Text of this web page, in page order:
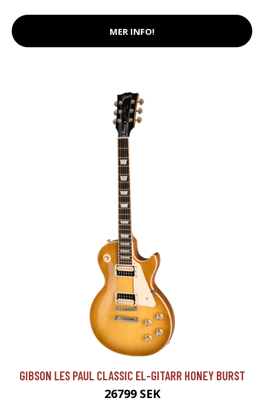
MER INFO!
GIBSON LES PAUL CLASSIC EL-GITARR HONEY BURST
26799 SEK